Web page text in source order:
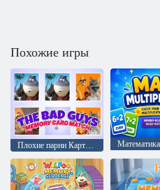
Похожие игры
Плохие парни Карты памяти